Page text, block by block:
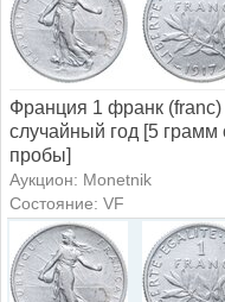
Франция 1 франк (franc)
случайный год [5 грамм
пробы]
Аукцион: Monetnik
Состояние: VF